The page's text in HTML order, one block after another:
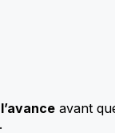
avant